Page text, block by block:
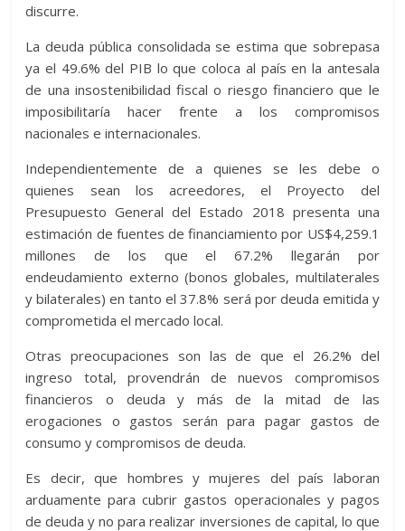
discurre.
La deuda pública consolidada se estima que sobrepasa
ya el 49.6% del PIB lo que coloca al país en la antesala
de una insostenibilidad fiscal o riesgo financiero que le
imposibilitaría hacer frente a los compromisos
nacionales e internacionales.
Independientemente de a quienes se les debe o
quienes sean los acreedores, el Proyecto del
Presupuesto General del Estado 2018 presenta una
estimación de fuentes de financiamiento por US$4,259.1
millones de los que el 67.2% llegarán por
endeudamiento externo (bonos globales, multilaterales
y bilaterales) en tanto el 37.8% será por deuda emitida y
comprometida el mercado local.
Otras preocupaciones son las de que el 26.2% del
ingreso total, provendrán de nuevos compromisos
financieros o deuda y más de la mitad de las
erogaciones o gastos serán para pagar gastos de
consumo y compromisos de deuda.
Es decir, que hombres y mujeres del país laboran
arduamente para cubrir gastos operacionales y pagos
de deuda y no para realizar inversiones de capital, lo que